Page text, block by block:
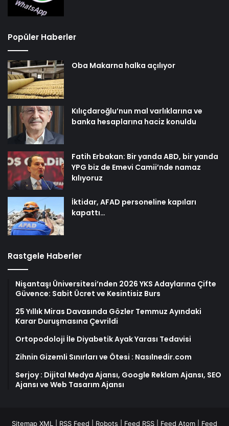
Popüler Haberler
Oba Makarna halka açılıyor
Kılıçdaroğlu’nun mal varlıklarına ve
banka hesaplarına haciz konuldu
Fatih Erbakan: Bir yanda ABD, bir yanda
YPG biz de Emevi Camii’nde namaz
kılıyoruz
İktidar, AFAD personeline kapıları
kapattı…
Rastgele Haberler
Nişantaşı Üniversitesi’nden 2026 YKS Adaylarına Çifte
Güvence: Sabit Ücret ve Kesintisiz Burs
25 Yıllık Miras Davasında Gözler Temmuz Ayındaki
Karar Duruşmasına Çevrildi
Ortopodoloji İle Diyabetik Ayak Yarası Tedavisi
Zihnin Gizemli Sınırları ve Ötesi : Nasılnedir.com
Serjoy : Dijital Medya Ajansı, Google Reklam Ajansı, SEO
Ajansı ve Web Tasarım Ajansı
Sitemap XML RSS Feed Robots Feed RSS Feed Atom Feed